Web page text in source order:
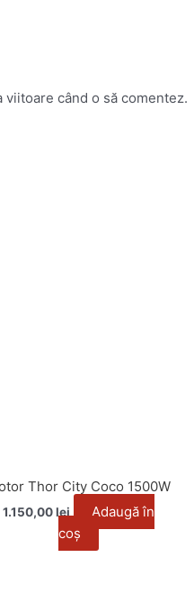
când o să comentez.
Thor City Coco 1500W
1.150,00lei
Adaugă în
coș